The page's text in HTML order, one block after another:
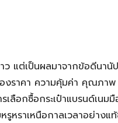
ว แต่เป็นผลมาจากข้อดีนานั
องราคา ความคุ้มค่า คุณภา
ลือกซื้อกระเป๋าแบรนด์เนม
หราเหนือกาลเวลาอย่างแ